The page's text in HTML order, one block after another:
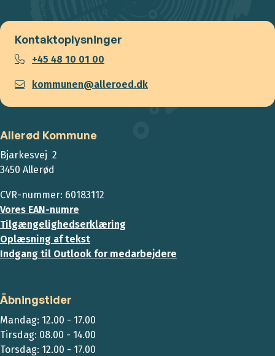
Kontaktoplysninger
+45 48 10 01 00
kommunen@alleroed.dk
Allerød Kommune
Bjarkesvej 2
3450 Allerød
CVR-nummer: 60183112
Vores EAN-numre
Tilgængelighedserklæring
Oplæsning af tekst
Indgang til Outlook for medarbejdere
Åbningstider
Mandag: 12.00 - 17.00
Tirsdag: 08.00 - 14.00
Torsdag: 12.00 - 17.00